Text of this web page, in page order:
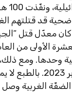
كان معدّل قتل
الأولى من
الغربية وحدها.
التاريخ بدأ في 7
الغربية وصل